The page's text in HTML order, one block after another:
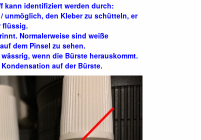
kann identifiziert werden durch:
unmöglich, den Kleber zu schütteln, er
flüssig.
Normalerweise sind weiße
dem Pinsel zu sehen.
wenn die Bürste herauskommt.
auf der Bürste.